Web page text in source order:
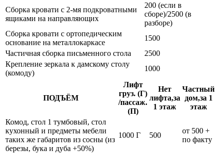
Сборка кровати с 2-мя подкроватными
ящиками на направляющих
200 (если в
сборе)/2500 (в
разборе)
Сборка кровати с ортопедическим
основание на металлокаркасе
1500
Частичная сборка письменного стола
2500
Крепление зеркала к дамскому столу
(комоду)
1000
ПОДЪЁМ
Лифт
груз. (Г)
/пассаж.
(П)
Нет
лифта,за
1 этаж
Частный
дом,за 1
этаж
Комод, стол 1 тумбовый, стол
кухонный и предметы мебели
таких же габаритов из сосны (из
березы, бука и дуба +50%)
1000 Г 500
от 500 +
по факту